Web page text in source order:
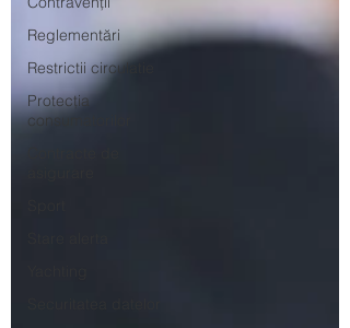
Reglementări
Restrictii circulatie
Protecția
consumatorilor